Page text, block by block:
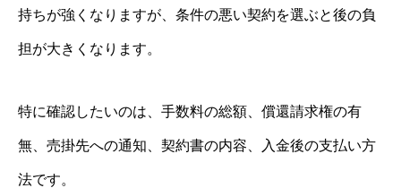
持ちが強くなりますが、条件の悪い契約を選ぶと後の負
担が大きくなります。
特に確認したいのは、手数料の総額、償還請求権の有
無、売掛先への通知、契約書の内容、入金後の支払い方
法です。